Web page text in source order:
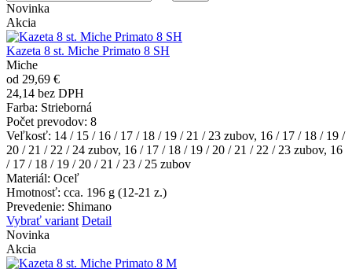
Novinka
Akcia
Kazeta 8 st. Miche Primato 8 SH
Miche
od 29,69 €
24,14 bez DPH
Farba: Strieborná
Počet prevodov: 8
Veľkosť: 14 / 15 / 16 / 17 / 18 / 19 / 21 / 23 zubov, 16 / 17 / 18 / 19 /
20 / 21 / 22 / 24 zubov, 16 / 17 / 18 / 19 / 20 / 21 / 22 / 23 zubov, 16
/ 17 / 18 / 19 / 20 / 21 / 23 / 25 zubov
Materiál: Oceľ
Hmotnosť: cca. 196 g (12-21 z.)
Prevedenie: Shimano
Vybrať variant Detail
Novinka
Akcia